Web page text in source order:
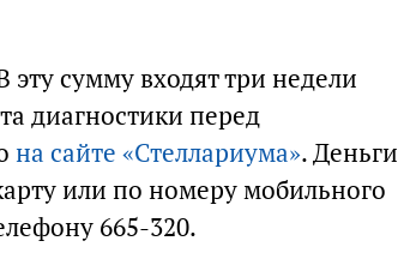
эту сумму входят три недели
диагностики перед
на сайте «Стеллариума». Деньги
или по номеру мобильного
665-320.